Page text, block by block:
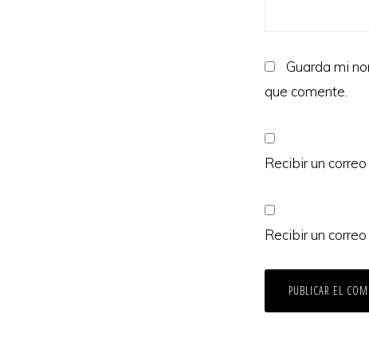
Guarda mi
que comente.
Recibir un
Recibir un